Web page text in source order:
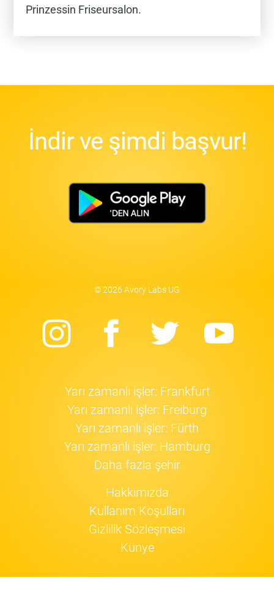
Prinzessin Friseursalon.
İndir ve şimdi başvur!
© 2026 Avory Labs UG
Instagram
Facebook
Twitter
Yarı zamanlı işler: Frankfurt
Yarı zamanlı işler: Freiburg
Yarı zamanlı işler: Fürth
Yarı zamanlı işler: Hamburg
Daha fazla şehir
Hakkımızda
Kullanım Koşulları
Gizlilik Sözleşmesi
Künye